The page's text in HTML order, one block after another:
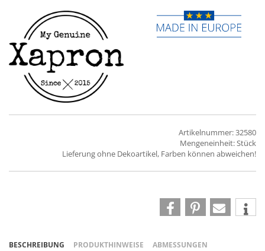
Artikelnummer: 32580
Mengeneinheit: Stück
Lieferung ohne Dekoartikel, Farben können abweichen!
BESCHREIBUNG PRODUKTHINWEISE
ABMESSUNGEN